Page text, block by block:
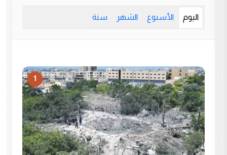
اليوم الأسبوع الشهر سنة
1